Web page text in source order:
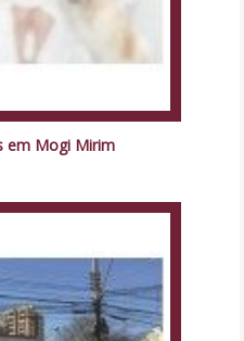
em Mogi Mirim